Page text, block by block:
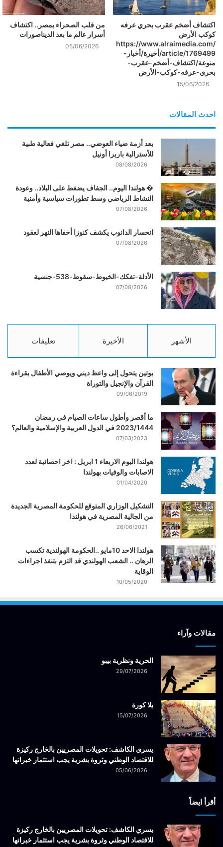
اكتشاف أضخم عقرب بحري عرفه
كوكب الأرض
https://www.alraimedia.com/
article/1769499/أخيرة/أخبار-
منوعة/اكتشاف-أضخم-عقرب-
بحري-عرفه-كوكب-الأرض
15/06/2026
من قلب الصحراء بمصر.. اكتشاف
أسرار عالم ما بعد الديناصورات
05/06/2026
احدث المقالات
بعد أزمة ضياء العوضي.. مصر تلغي فعالية طبية
للأسترالية باربرا أونيل
08/08/2026
� هولندا اليوم.. الجفاف يضغط على البلاد.. وعودة
النشاط الرياضي وسط تطورات سياسية وأمنية
07/08/2026
انحسار الدانوب يكشف كنوزا أخفاها النهر لعقود
07/08/2026
الأدلة-تفكك-الخيوط-سقوط-538-جنسية
07/08/2026
الأشهر الأخيرة تعليقات
بوتين يتحول إلى واعظ ديني ويوصي الأطفال بقراءة
القرآن والإنجيل والتوراة
09/06/2019
ما أقصر وأطول ساعات الصيام في رمضان
2023/1444 في الدول العربية والإسلامية والعالم؟
07/03/2023
هولندا اليوم الاربعاء 1 ابريل : اخر احصائية لعدد
الاصابات والوفيات بهولندا
01/04/2020
التشكيل الوزاري المتوقع للحكومة المصرية الجديدة
من الجالية المصرية في هولندا
26/06/2021
هولندا الاحد 10مايو ..الحكومة الهولندية تكسب
الرهان .. الشعب الهولندي قد التزم بتنفذ اجراءات
الوقاية
10/05/2020
مقالات وآراء
الحرية ونظرية بيبو
29/07/2026
يلا كورة
15/07/2026
يسري الكاشف: تحويلات المصريين بالخارج ركيزة
للاقتصاد الوطني وثروة بشرية يجب استثمار خبراتها
05/06/2026
أقرأ ايضاً
يسري الكاشف: تحويلات المصريين بالخارج ركيزة
للاقتصاد الوطني وثروة بشرية يجب استثمار خبراتها